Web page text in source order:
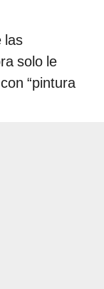
las
solo le
“pintura